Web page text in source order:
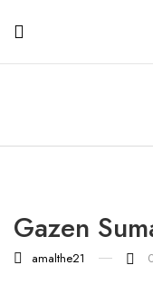
Gazen
amalthe21